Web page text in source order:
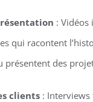
:
qui racontent
présentent des
clients: Interviews